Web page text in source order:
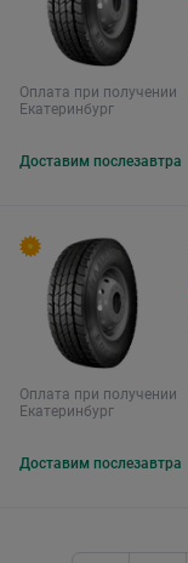
Оплата при получении
Екатеринбург
Доставим послезавтра
Оплата при получении
Екатеринбург
Доставим послезавтра